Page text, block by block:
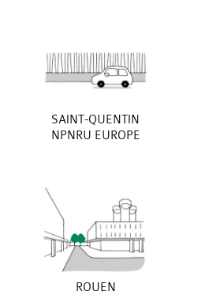
SAINT-QUENTIN
NPNRU EUROPE
ROUEN